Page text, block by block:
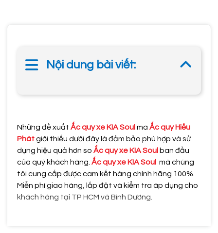
Nội dung bài viết:
Những đề xuất Ắc quy xe KIA Soul mà Ắc quy Hiếu
Phátgiới thiếu dưới đây là đảm bảo phù hợp và sử
dụng hiệu quả hơn so Ắc quy xe KIA Soul ban đầu
của quý khách hàng. Ắc quy xe KIA Soul mà chúng
tôi cung cấp được cam kết hàng chính hãng 100%.
Miễn phí giao hàng, lắp đặt và kiểm tra áp dụng cho
khách hàng tại TP HCM và Bình Dương.